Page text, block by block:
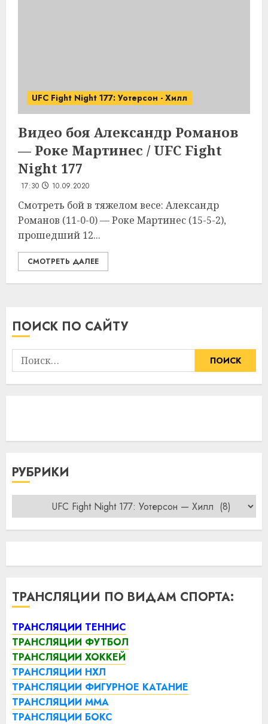
UFC Fight Night 177: Уотерсон - Хилл
Видео боя Александр Романов
— Роке Мартинес / UFC Fight
Night 177
17:30 10.09.2020
Смотреть бой в тяжелом весе: Александр
Романов (11-0-0) — Роке Мартинес (15-5-2),
прошедший 12...
СМОТРЕТЬ ДАЛЕЕ
ПОИСК ПО САЙТУ
Найти:
РУБРИКИ
ТРАНСЛЯЦИИ ПО ВИДАМ СПОРТА:
ТРАНСЛЯЦИИ ТЕННИС
ТРАНСЛЯЦИИ ФУТБОЛ
ТРАНСЛЯЦИИ ХОККЕЙ
ТРАНСЛЯЦИИ НХЛ
ТРАНСЛЯЦИИ ФИГУРНОЕ КАТАНИЕ
ТРАНСЛЯЦИИ ММА
ТРАНСЛЯЦИИ БОКС